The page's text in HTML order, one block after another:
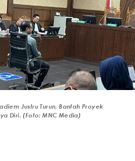
Justru Turun, Bantah Proyek
Diri. (Foto: MNC Media)